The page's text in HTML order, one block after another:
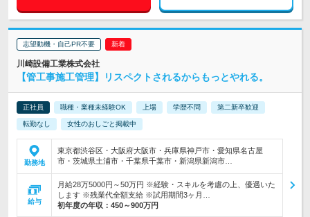
志望動機・自己PR不要
川崎設備工業株式会社
【管工事施工管理】リスペクトされるからもっとやれる。
正社員 職種・業種未経験OK 上場 学歴不問 第二新卒歓迎
転勤なし 女性のおしごと掲載中
勤務地
東京都渋谷区・大阪府大阪市・兵庫県神戸市・愛知県名古屋
市・茨城県土浦市・千葉県千葉市・新潟県新潟市…
給与
月給28万5000円～50万円 ※経験・スキルを考慮の上、優遇いた
します ※残業代全額支給 ※試用期間3ヶ月…
初年度の年収： 450～900万円